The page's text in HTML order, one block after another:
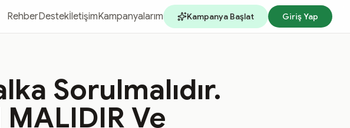
RehberDestekİletişimKampanyalarım Kampanya Başlat Giriş Yap
Sorulmalıdır.
Ve